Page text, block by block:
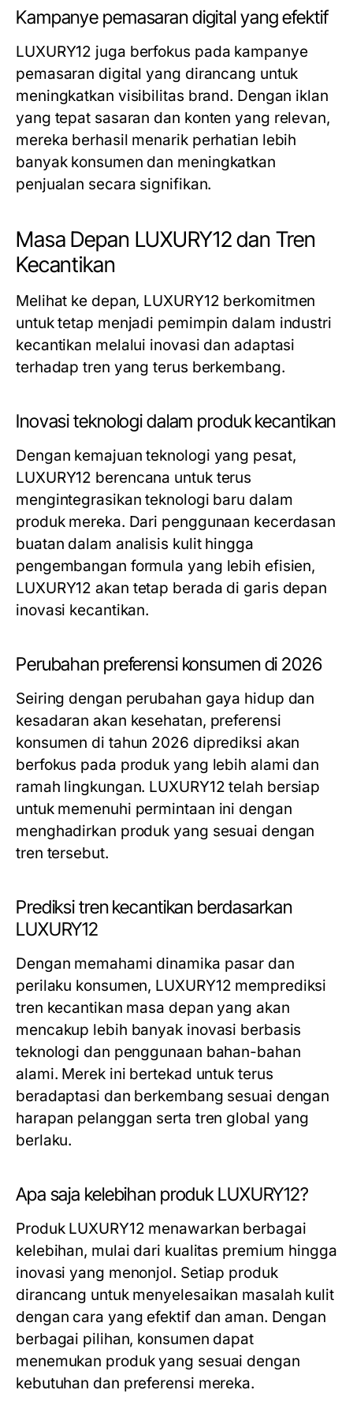
Kampanye pemasaran digital yang efektif
LUXURY12 juga berfokus pada kampanye
pemasaran digital yang dirancang untuk
meningkatkan visibilitas brand. Dengan iklan
yang tepat sasaran dan konten yang relevan,
mereka berhasil menarik perhatian lebih
banyak konsumen dan meningkatkan
penjualan secara signifikan.
Masa Depan LUXURY12 dan Tren
Kecantikan
Melihat ke depan, LUXURY12 berkomitmen
untuk tetap menjadi pemimpin dalam industri
kecantikan melalui inovasi dan adaptasi
terhadap tren yang terus berkembang.
Inovasi teknologi dalam produk kecantikan
Dengan kemajuan teknologi yang pesat,
LUXURY12 berencana untuk terus
mengintegrasikan teknologi baru dalam
produk mereka. Dari penggunaan kecerdasan
buatan dalam analisis kulit hingga
pengembangan formula yang lebih efisien,
LUXURY12 akan tetap berada di garis depan
inovasi kecantikan.
Perubahan preferensi konsumen di 2026
Seiring dengan perubahan gaya hidup dan
kesadaran akan kesehatan, preferensi
konsumen di tahun 2026 diprediksi akan
berfokus pada produk yang lebih alami dan
ramah lingkungan. LUXURY12 telah bersiap
untuk memenuhi permintaan ini dengan
menghadirkan produk yang sesuai dengan
tren tersebut.
Prediksi tren kecantikan berdasarkan
LUXURY12
Dengan memahami dinamika pasar dan
perilaku konsumen, LUXURY12 memprediksi
tren kecantikan masa depan yang akan
mencakup lebih banyak inovasi berbasis
teknologi dan penggunaan bahan-bahan
alami. Merek ini bertekad untuk terus
beradaptasi dan berkembang sesuai dengan
harapan pelanggan serta tren global yang
berlaku.
Apa saja kelebihan produk LUXURY12?
Produk LUXURY12 menawarkan berbagai
kelebihan, mulai dari kualitas premium hingga
inovasi yang menonjol. Setiap produk
dirancang untuk menyelesaikan masalah kulit
dengan cara yang efektif dan aman. Dengan
berbagai pilihan, konsumen dapat
menemukan produk yang sesuai dengan
kebutuhan dan preferensi mereka.